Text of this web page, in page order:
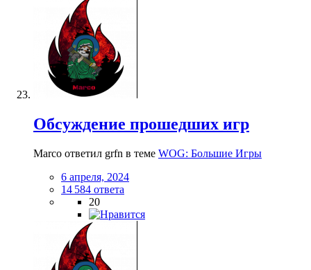
Обсуждение прошедших игр
Marco ответил grfn в теме WOG: Большие Игры
6 апреля, 2024
14 584 ответа
20